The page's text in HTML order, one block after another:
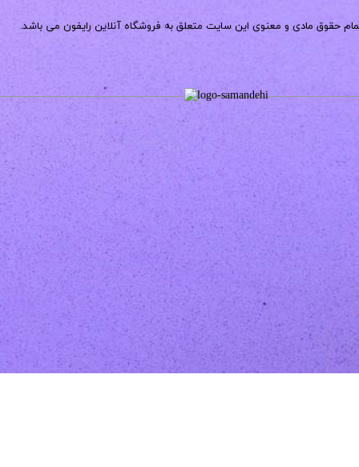
حقوق مادی و معنوی این سایت متعلق به فروشگاه آنلاین رایفون می باشد.